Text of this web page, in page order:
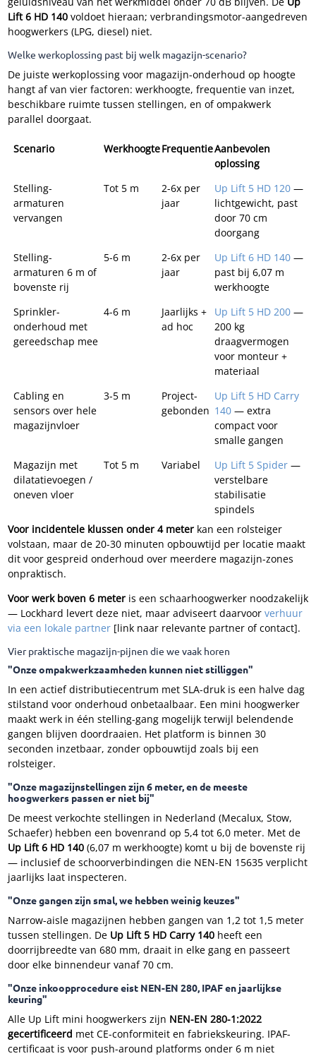
Lift 6 HD 140voldoet hieraan; verbrandingsmotor-aangedreven
hoogwerkers (LPG, diesel) niet.
Welke werkoplossing past bij welk magazijn-scenario?
De juiste werkoplossing voor magazijn-onderhoud op hoogte
hangt af van vier factoren: werkhoogte, frequentie van inzet,
beschikbare ruimte tussen stellingen, en of ompakwerk
parallel doorgaat.
Scenario WerkhoogteFrequentieAanbevolen
oplossing
Stelling-
armaturen
vervangen
Tot 5 m
2-6x per
jaar
Up Lift 5 HD 120—
lichtgewicht, past
door 70 cm
doorgang
Stelling-
armaturen 6 m of
bovenste rij
5-6 m
2-6x per
jaar
Up Lift 6 HD 140—
past bij 6,07 m
werkhoogte
Sprinkler-
onderhoud met
gereedschap mee
4-6 m
Jaarlijks +
ad hoc
Up Lift 5 HD 200—
200 kg
draagvermogen
voor monteur +
materiaal
Cabling en
sensors over hele
magazijnvloer
3-5 m
Project-
gebonden
Up Lift 5 HD Carry
140— extra
compact voor
smalle gangen
Magazijn met
dilatatievoegen /
oneven vloer
Tot 5 m Variabel Up Lift 5 Spider—
verstelbare
stabilisatie
spindels
Voor incidentele klussen onder 4 meterkan een rolsteiger
volstaan, maar de 20-30 minuten opbouwtijd per locatie maakt
dit voor gespreid onderhoud over meerdere magazijn-zones
onpraktisch.
Voor werk boven 6 meteris een schaarhoogwerker noodzakelijk
— Lockhard levert deze niet, maar adviseert daarvoor verhuur
via een lokale partner[link naar relevante partner of contact].
Vier praktische magazijn-pijnen die we vaak horen
"Onze ompakwerkzaamheden kunnen niet stilliggen"
In een actief distributiecentrum met SLA-druk is een halve dag
stilstand voor onderhoud onbetaalbaar. Een mini hoogwerker
maakt werk in één stelling-gang mogelijk terwijl belendende
gangen blijven doordraaien. Het platform is binnen 30
seconden inzetbaar, zonder opbouwtijd zoals bij een
rolsteiger.
"Onze magazijnstellingen zijn 6 meter, en de meeste
hoogwerkers passen er niet bij"
De meest verkochte stellingen in Nederland (Mecalux, Stow,
Schaefer) hebben een bovenrand op 5,4 tot 6,0 meter. Met de
Up Lift 6 HD 140(6,07 m werkhoogte) komt u bij de bovenste rij
— inclusief de schoorverbindingen die NEN-EN 15635 verplicht
jaarlijks laat inspecteren.
"Onze gangen zijn smal, we hebben weinig keuzes"
Narrow-aisle magazijnen hebben gangen van 1,2 tot 1,5 meter
tussen stellingen. De Up Lift 5 HD Carry 140heeft een
doorrijbreedte van 680 mm, draait in elke gang en passeert
door elke binnendeur vanaf 70 cm.
"Onze inkoopprocedure eist NEN-EN 280, IPAF en jaarlijkse
keuring"
Alle Up Lift mini hoogwerkers zijn NEN-EN 280-1:2022
gecertificeerd met CE-conformiteit en fabriekskeuring. IPAF-
certificaat is voor push-around platforms onder 6 m niet